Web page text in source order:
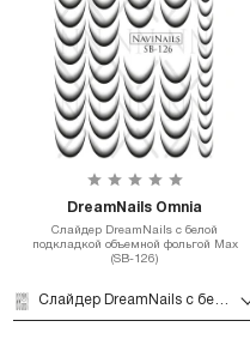
DreamNails Omnia
Слайдер DreamNails с белой
подкладкой объемной фольгой Max
(SB-126)